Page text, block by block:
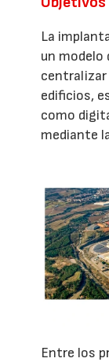
La
un modelo
edificios,
como
mediante
Entre los